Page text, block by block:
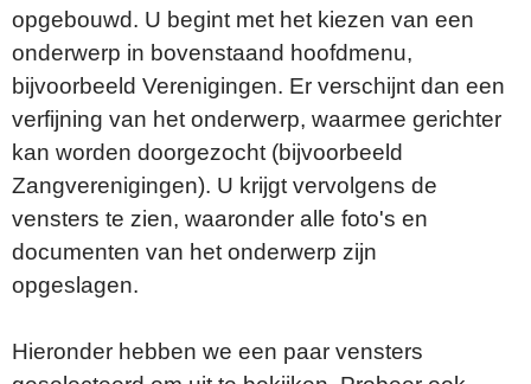
opgebouwd. U begint met het kiezen van een
onderwerp in bovenstaand hoofdmenu,
bijvoorbeeld Verenigingen. Er verschijnt dan een
verfijning van het onderwerp, waarmee gerichter
kan worden doorgezocht (bijvoorbeeld
Zangverenigingen). U krijgt vervolgens de
vensters te zien, waaronder alle foto's en
documenten van het onderwerp zijn
opgeslagen.
Hieronder hebben we een paar vensters